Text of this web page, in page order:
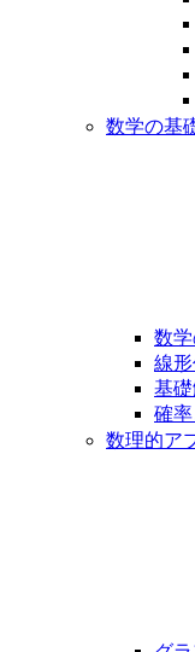
数学の基
数
線
基
確
数理的ア